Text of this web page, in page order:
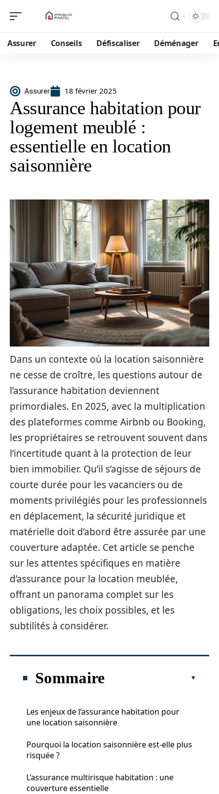
Assurer Conseils Défiscaliser Déménager
Assurer 18 février 2025
Assurance habitation pour
logement meublé :
essentielle en location
saisonnière
Dans un contexte où la location saisonnière
ne cesse de croître, les questions autour de
l’assurance habitation deviennent
primordiales. En 2025, avec la multiplication
des plateformes comme Airbnb ou Booking,
les propriétaires se retrouvent souvent dans
l’incertitude quant à la protection de leur
bien immobilier. Qu’il s’agisse de séjours de
courte durée pour les vacanciers ou de
moments privilégiés pour les professionnels
en déplacement, la sécurité juridique et
matérielle doit d’abord être assurée par une
couverture adaptée. Cet article se penche
sur les attentes spécifiques en matière
d’assurance pour la location meublée,
offrant un panorama complet sur les
obligations, les choix possibles, et les
subtilités à considérer.
Sommaire
Les enjeux de l’assurance habitation pour
une location saisonnière
Pourquoi la location saisonnière est-elle plus
risquée ?
L’assurance multirisque habitation : une
couverture essentielle